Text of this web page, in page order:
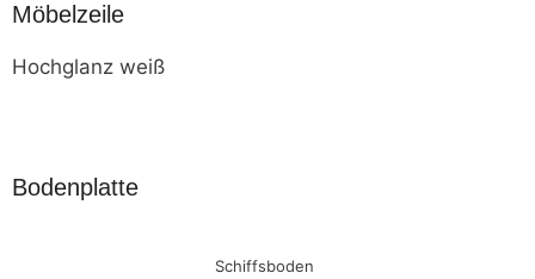
Möbelzeile
Hochglanz weiß
Bodenplatte
Schiffsboden